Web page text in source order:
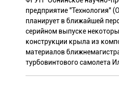
предприятие "Технология"
планирует в ближайшей
серийном выпуске
конструкции крыла из
материалов
турбовинтового самолета